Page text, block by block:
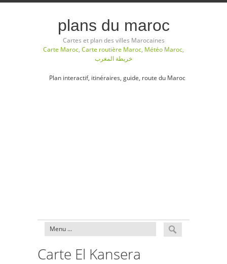
plans du maroc
Cartes et plan des villes Marocaines
Carte Maroc, Carte routière Maroc, Météo Maroc,
خريطة المغرب
Plan interactif, itinéraires, guide, route du Maroc
Carte El Kansera